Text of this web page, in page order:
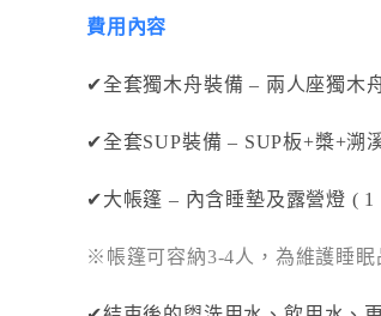
費用內容
✔全套獨木舟裝備 – 兩人座獨木
✔全套SUP裝備 – SUP板+槳+溯
✔大帳篷 – 內含睡墊及露營燈 ( 1
※帳篷可容納3-4人，為維護睡眠